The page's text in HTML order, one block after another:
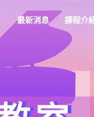
最新消息 課程介